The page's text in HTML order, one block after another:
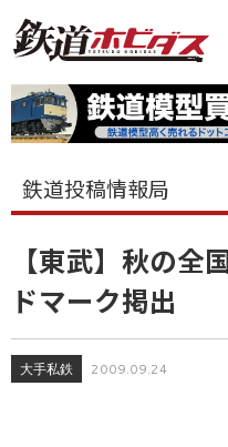
鉄道投稿情報局
【東武】秋の全
ドマーク掲出
大手私鉄 2009.09.24